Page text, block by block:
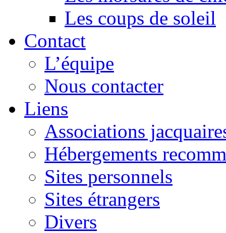
Les coups de soleil
Contact
L’équipe
Nous contacter
Liens
Associations
Hébergements
Sites personnels
Sites étrangers
Divers